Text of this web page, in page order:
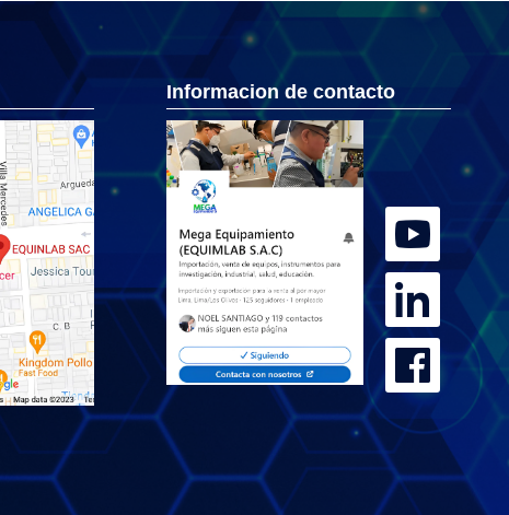
Informacion de contacto